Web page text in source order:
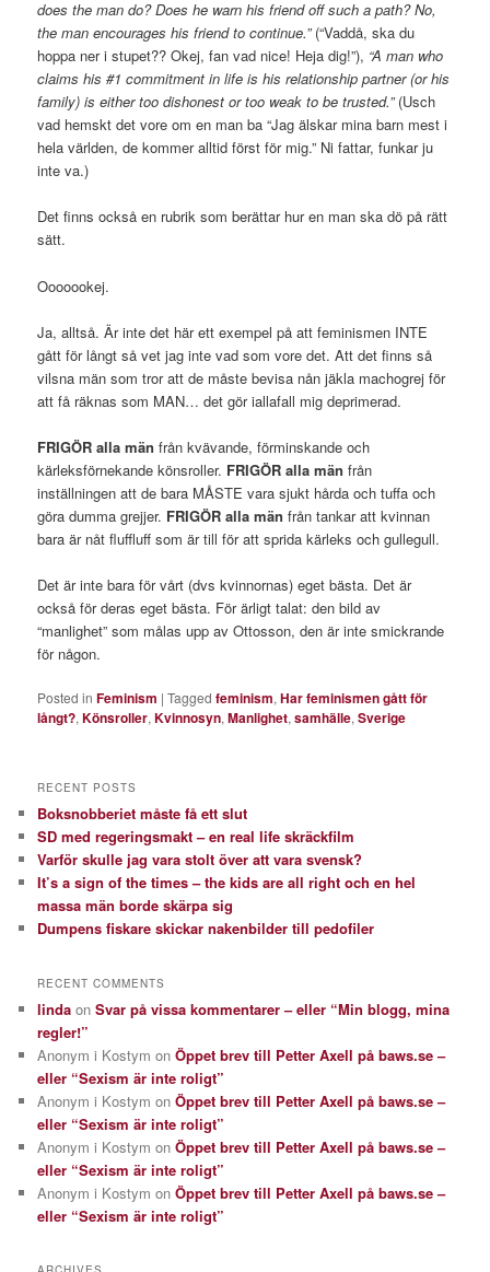
does the man do? Does he warn his friend off such a path? No,
the man encourages his friend to continue.”(“Vaddå, ska du
hoppa ner i stupet?? Okej, fan vad nice! Heja dig!”), “A man who
claims his #1 commitment in life is his relationship partner (or his
family) is either too dishonest or too weak to be trusted.”(Usch
vad hemskt det vore om en man ba “Jag älskar mina barn mest i
hela världen, de kommer alltid först för mig.” Ni fattar, funkar ju
inte va.)
Det finns också en rubrik som berättar hur en man ska dö på rätt
sätt.
Ooooookej.
Ja, alltså. Är inte det här ett exempel på att feminismen INTE
gått för långt så vet jag inte vad som vore det. Att det finns så
vilsna män som tror att de måste bevisa nån jäkla machogrej för
att få räknas som MAN… det gör iallafall mig deprimerad.
FRIGÖR alla män från kvävande, förminskande och
kärleksförnekande könsroller. FRIGÖR alla män från
inställningen att de bara MÅSTE vara sjukt hårda och tuffa och
göra dumma grejjer. FRIGÖR alla män från tankar att kvinnan
bara är nåt fluffluff som är till för att sprida kärleks och gullegull.
Det är inte bara för vårt (dvs kvinnornas) eget bästa. Det är
också för deras eget bästa. För ärligt talat: den bild av
“manlighet” som målas upp av Ottosson, den är inte smickrande
för någon.
Posted in Feminism |Tagged feminism,Har feminismen gått för
långt?,Könsroller,Kvinnosyn,Manlighet,samhälle,Sverige
RECENT POSTS
Boksnobberiet måste få ett slut
SD med regeringsmakt – en real life skräckfilm
Varför skulle jag vara stolt över att vara svensk?
It’s a sign of the times – the kids are all right och en hel
massa män borde skärpa sig
Dumpens fiskare skickar nakenbilder till pedofiler
RECENT COMMENTS
linda onSvar på vissa kommentarer – eller “Min blogg, mina
regler!”
Anonym i Kostym onÖppet brev till Petter Axell på baws.se –
eller “Sexism är inte roligt”
Anonym i Kostym onÖppet brev till Petter Axell på baws.se –
eller “Sexism är inte roligt”
Anonym i Kostym onÖppet brev till Petter Axell på baws.se –
eller “Sexism är inte roligt”
Anonym i Kostym onÖppet brev till Petter Axell på baws.se –
eller “Sexism är inte roligt”